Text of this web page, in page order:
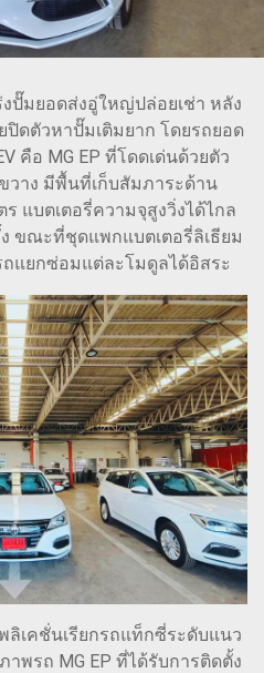
งปั๊มยอดส่งอู่ใหญ่ปล่อยเช่า หลัง
ปิดตัวหาปั๊มเติมยาก โดยรถยอด
คือ MG EP ที่โดดเด่นด้วยตัว
วาง มีพื้นที่เก็บสัมภาระด้าน
แบตเตอรี่ความจุสูงวิ่งได้ไกล
ขณะที่ชุดแพกแบตเตอรี่ลิเธียม
แยกซ่อมแต่ละโมดูลได้อิสระ
พลิเคชั่นเรียกรถแท็กซี่ระดับแนว
าพรถ MG EP ที่ได้รับการติดตั้ง